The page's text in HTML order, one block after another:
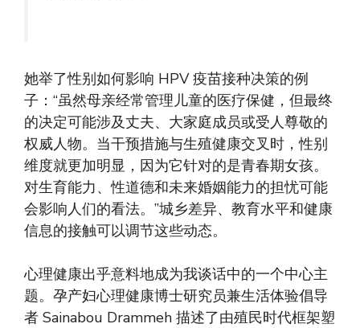
她举了性别如何影响 HPV 疫苗接种决策的例
子：“虽然母亲经常管理儿童的医疗保健，但最终
的决定可能涉及丈夫、大家庭成员或受人尊敬的
权威人物。当干预措施与生殖健康交叉时，性别
维度就更加明显，因为它针对的是青春期女孩。
对生育能力、性道德和未来婚姻能力的担忧可能
会影响人们的看法。”城乡差异、教育水平和健康
信息的接触可以调节这些动态。
心理健康出乎意料地成为我谈话中的一个中心主
题。孕产妇心理健康博士研究员兼生活体验倡导
者 Sainabou Drammeh 描述了由殖民时代框架塑